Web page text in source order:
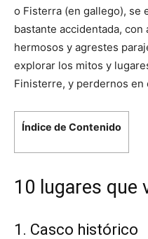
o Fisterra (en gallego), se
bastante accidentada,
hermosos y agrestes
explorar los mitos y
Finisterre, y perdernos en
Índice de Contenido
10 lugares que
1. Casco histórico